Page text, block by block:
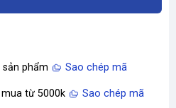
phẩm Sao chép mã
từ 5000k Sao chép mã